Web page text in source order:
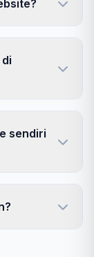
sendiri